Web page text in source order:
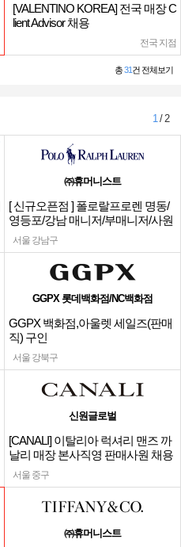
[VALENTINO KOREA] 전국 매장 C
lient Advisor 채용
전국 지점
총31건 전체보기
1/ 2
㈜휴머니스트
[ 신규오픈점 ] 폴로랄프로렌 명동/
영등포/강남 매니저/부매니저/사원
서울 강남구
GGPX 롯데백화점/NC백화점
GGPX 백화점,아울렛 세일즈(판매
직) 구인
서울 강북구
신원글로벌
[CANALI] 이탈리아 럭셔리 맨즈 까
날리 매장 본사직영 판매사원 채용
서울 중구
㈜휴머니스트